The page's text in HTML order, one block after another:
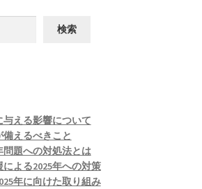
検索
与える影響について
備えるべきこと
問題への対処法とは
よる2025年への対策
年に向けた取り組み